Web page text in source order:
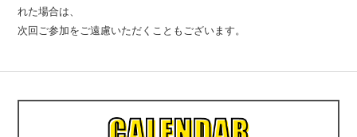
れた場合は、
次回ご参加をご遠慮いただくこともございます。